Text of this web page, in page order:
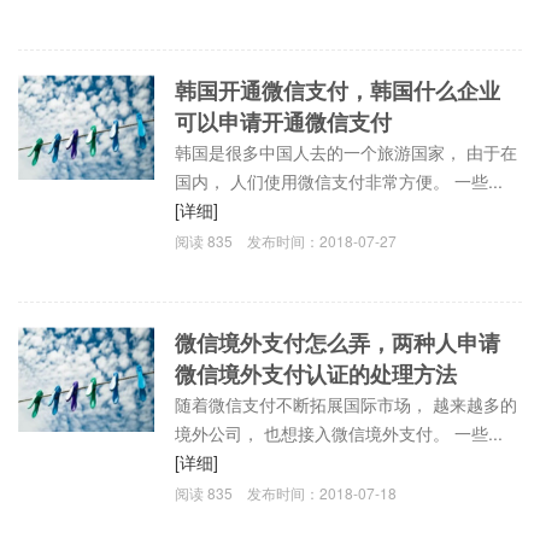
韩国开通微信支付，韩国什么企业
可以申请开通微信支付
韩国是很多中国人去的一个旅游国家， 由于在
国内， 人们使用微信支付非常方便。 一些...
[详细]
阅读835 发布时间：2018-07-27
微信境外支付怎么弄，两种人申请
微信境外支付认证的处理方法
随着微信支付不断拓展国际市场， 越来越多的
境外公司， 也想接入微信境外支付。 一些...
[详细]
阅读835 发布时间：2018-07-18